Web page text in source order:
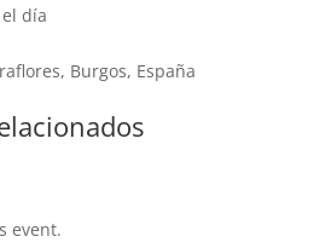
día
Burgos, España
event.